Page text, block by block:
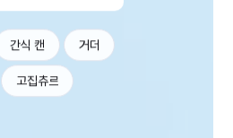
간식 캔 거더
고집츄르